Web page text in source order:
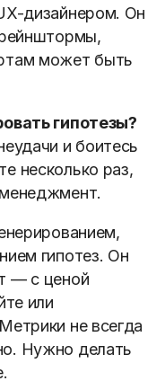
дизайнером. Он
может быть
гипотезы?
и боитесь
несколько раз,
гипотез. Он
— с ценой
или
не всегда
Нужно делать